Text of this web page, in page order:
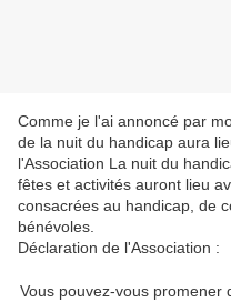
Comme je l'ai annoncé par
de la nuit du handicap aura
l'Association La nuit du
fêtes et activités auront lieu
consacrées au handicap, de
bénévoles.
Déclaration de l'Association :
Vous pouvez-vous promener